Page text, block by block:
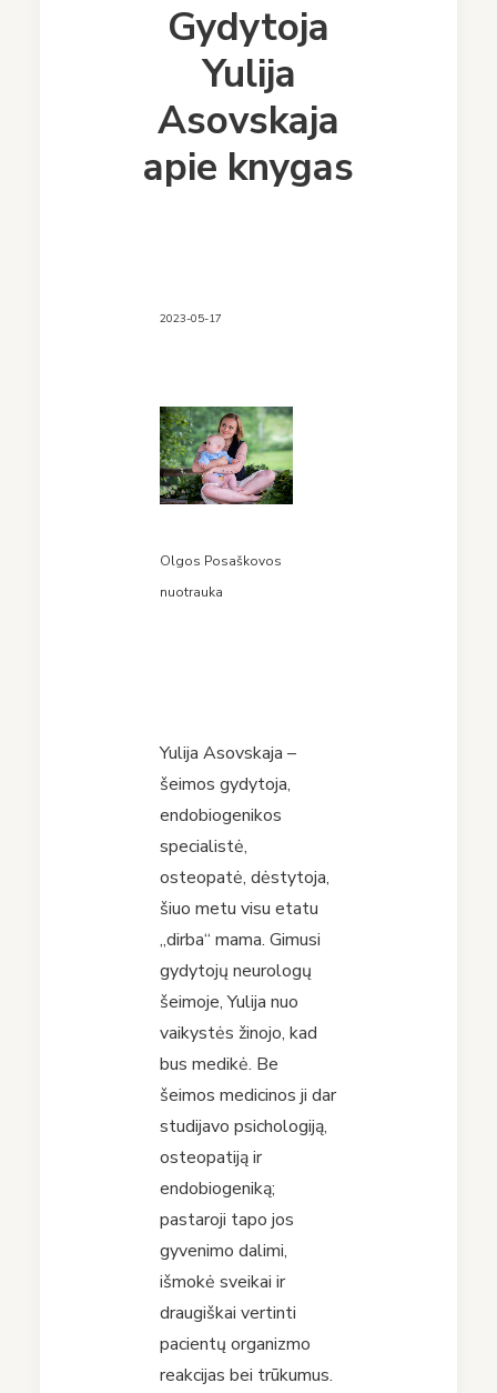
Gydytoja
Yulija
Asovskaja
apie knygas
2023-05-17
Olgos Posaškovos
nuotrauka
Yulija Asovskaja –
šeimos gydytoja,
endobiogenikos
specialistė,
osteopatė, dėstytoja,
šiuo metu visu etatu
„dirba“ mama. Gimusi
gydytojų neurologų
šeimoje, Yulija nuo
vaikystės žinojo, kad
bus medikė. Be
šeimos medicinos ji dar
studijavo psichologiją,
osteopatiją ir
endobiogeniką;
pastaroji tapo jos
gyvenimo dalimi,
išmokė sveikai ir
draugiškai vertinti
pacientų organizmo
reakcijas bei trūkumus.